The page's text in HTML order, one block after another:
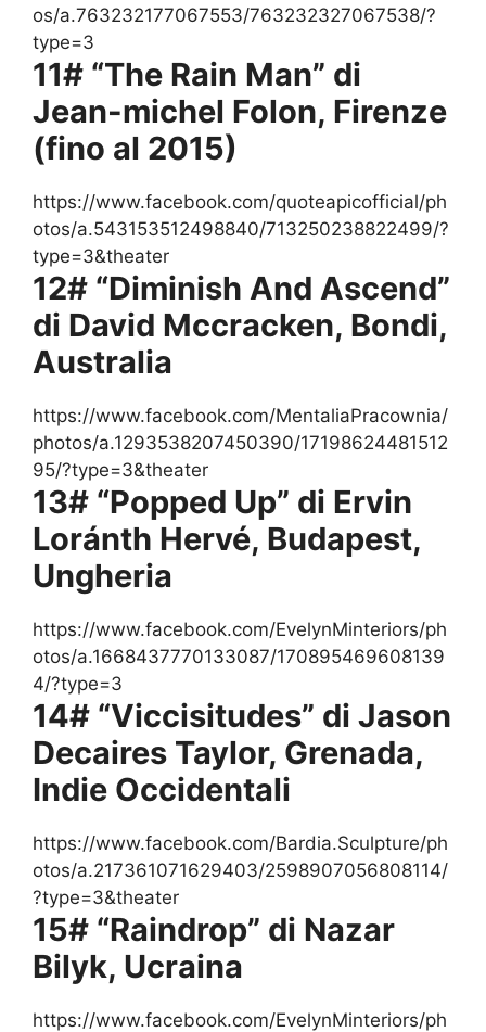
os/a.763232177067553/763232327067538/?
type=3
11# “The Rain Man” di
Jean-michel Folon, Firenze
(fino al 2015)
https://www.facebook.com/quoteapicofficial/ph
otos/a.543153512498840/713250238822499/?
type=3&theater
12# “Diminish And Ascend”
di David Mccracken, Bondi,
Australia
https://www.facebook.com/MentaliaPracownia/
photos/a.1293538207450390/17198624481512
95/?type=3&theater
13# “Popped Up” di Ervin
Loránth Hervé, Budapest,
Ungheria
https://www.facebook.com/EvelynMinteriors/ph
otos/a.1668437770133087/170895469608139
4/?type=3
14# “Viccisitudes” di Jason
Decaires Taylor, Grenada,
Indie Occidentali
https://www.facebook.com/Bardia.Sculpture/ph
otos/a.217361071629403/2598907056808114/
?type=3&theater
15# “Raindrop” di Nazar
Bilyk, Ucraina
https://www.facebook.com/EvelynMinteriors/ph